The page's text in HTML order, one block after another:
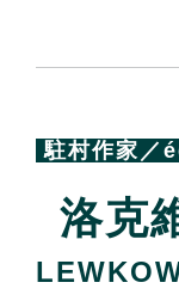
駐村作家
洛克